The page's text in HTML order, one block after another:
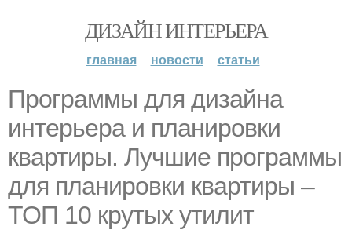
ДИЗАЙН ИНТЕРЬЕРА
главная новости статьи
Программы для дизайна
интерьера и планировки
квартиры. Лучшие программы
для планировки квартиры –
ТОП 10 крутых утилит